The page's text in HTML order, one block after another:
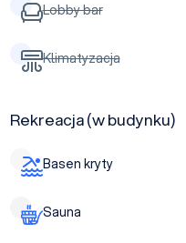
Lobby bar
Klimatyzacja
Rekreacja (w budynku)
Basen kryty
Sauna